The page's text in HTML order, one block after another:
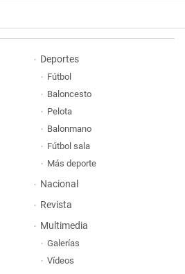
Deportes
Fútbol
Baloncesto
Pelota
Balonmano
Fútbol sala
Más deporte
Nacional
Revista
Multimedia
Galerías
Vídeos